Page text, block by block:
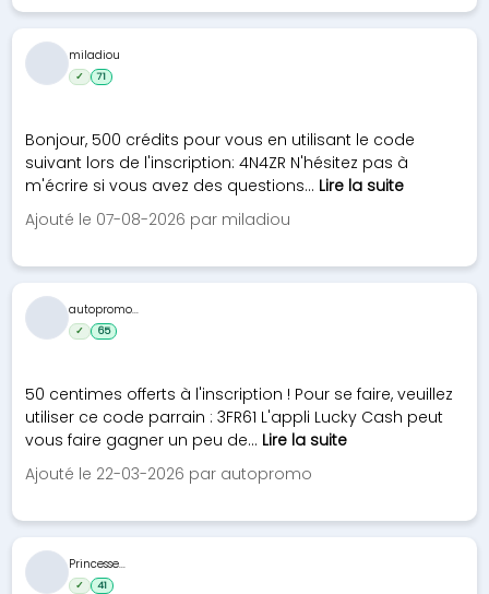
Bonjour, 500 crédits pour vous en utilisant le code
suivant lors de l'inscription: 4N4ZR N'hésitez pas à
m'écrire si vous avez des questions... Lire la suite
Ajouté le 07-08-2026 par miladiou
miladiou
✓ 71
50 centimes offerts à l'inscription ! Pour se faire, veuillez
utiliser ce code parrain : 3FR61 L'appli Lucky Cash peut
vous faire gagner un peu de... Lire la suite
Ajouté le 22-03-2026 par autopromo
autopromo...
✓ 65
Princesse...
✓ 41